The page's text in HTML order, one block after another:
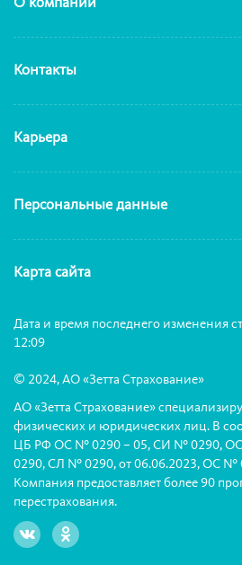
Контакты
Карьера
Персональные данные
Карта сайта
Дата и время последнего изменения
12:09
© 2024, АО «Зетта Страхование»
АО «Зетта Страхование»
физических и юридических лиц. В
ЦБ РФ ОС № 0290 – 05, СИ № 0290,
0290, СЛ № 0290, от 06.06.2023, ОС №
Компания предоставляет более 90
перестрахования.